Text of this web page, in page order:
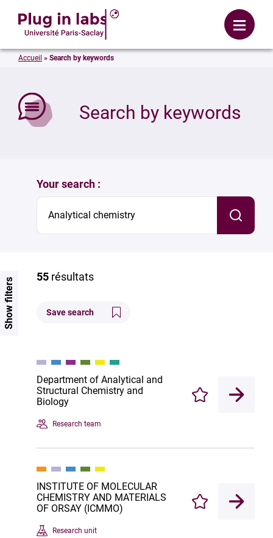
Menu
Search by keywords
Accueil » Search by keywords
Your search :
55 résultats
Save search
Department of Analytical and
Structural Chemistry and
Biology
Research team
Enregistrer
INSTITUTE OF MOLECULAR
CHEMISTRY AND MATERIALS
OF ORSAY (ICMMO)
Research unit
Enregistrer
Show filters